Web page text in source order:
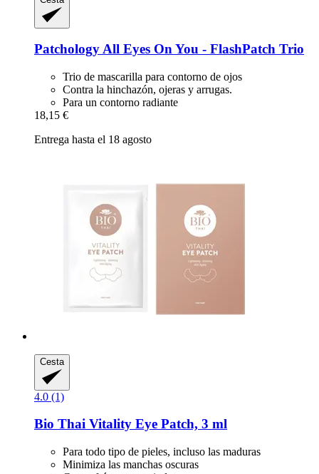
PatchologyAll Eyes On You -​ FlashPatch Trio
Trio de mascarilla para contorno de ojos
Contra la hinchazón, ojeras y arrugas.
Para un contorno radiante
18,15 €
Entrega hasta el 18 agosto
Cesta
4.0 (1)
Bio Thai Vitality Eye Patch, 3 ml
Para todo tipo de pieles, incluso las maduras
Minimiza las manchas oscuras